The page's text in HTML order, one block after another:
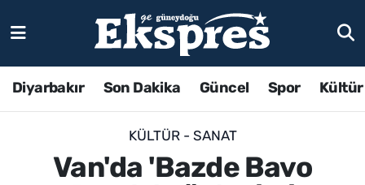
Diyarbakır Son Dakika Güncel Spor
KÜLTÜR - SANAT
Van'da 'Bazde Bavo